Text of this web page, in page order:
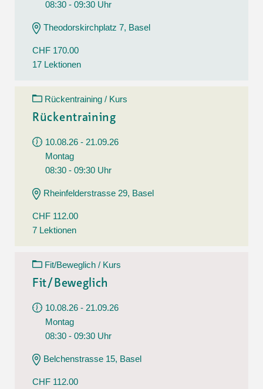
08:30 - 09:30 Uhr
Theodorskirchplatz 7, Basel
CHF 170.00
17 Lektionen
Rückentraining / Kurs
Rückentraining
10.08.26 - 21.09.26
Montag
08:30 - 09:30 Uhr
Rheinfelderstrasse 29, Basel
CHF 112.00
7 Lektionen
Fit/Beweglich / Kurs
Fit/Beweglich
10.08.26 - 21.09.26
Montag
08:30 - 09:30 Uhr
Belchenstrasse 15, Basel
CHF 112.00